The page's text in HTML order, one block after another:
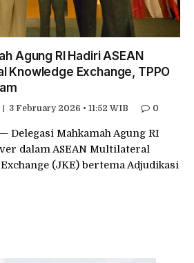
Agung RI Hadiri ASEAN
Knowledge Exchange, TPPO
3 February 2026 • 11:52 WIB 0
Delegasi Mahkamah Agung RI
dalam ASEAN Multilateral
(JKE) bertema Adjudikasi